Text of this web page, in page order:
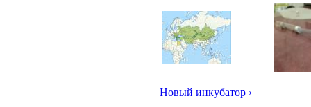
Новый инкубатор ›